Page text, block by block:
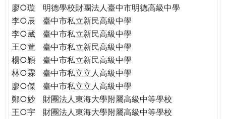
廖○璇
明德學校財團法人臺中市明德高級中學
李○辰
臺中市私立新民高級中學
李○葳
臺中市私立新民高級中學
王○萱
臺中市私立新民高級中學
楊○穎
臺中市私立新民高級中學
林○霖
臺中市私立立人高級中學
廖○傑
臺中市私立立人高級中學
鄭○妙
財團法人東海大學附屬高級中等學校
王○宇
財團法人東海大學附屬高級中等學校